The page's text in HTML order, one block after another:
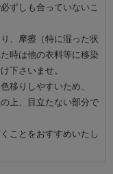
ずしも合っていないこ
、摩擦（特に湿った状
時は他の衣料等に移染
下さいませ。
移りしやすいため、
上、目立たない部分で
ことをおすすめいたし